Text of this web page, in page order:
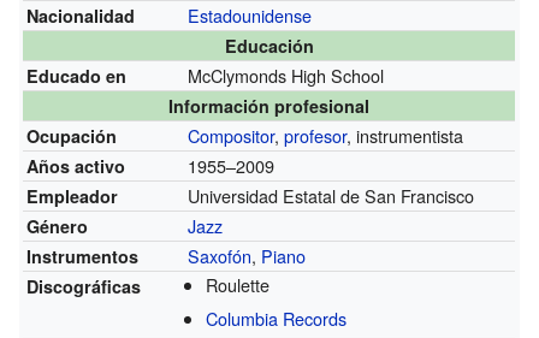
Nacionalidad Estadounidense
Educación
Educado en
McClymonds High School
Información profesional
Ocupación
Compositor,profesor, instrumentista
Años activo 1955–2009
Empleador Universidad Estatal de San Francisco
Género Jazz
Instrumentos Saxofón, Piano
Discográficas
Roulette
Columbia Records